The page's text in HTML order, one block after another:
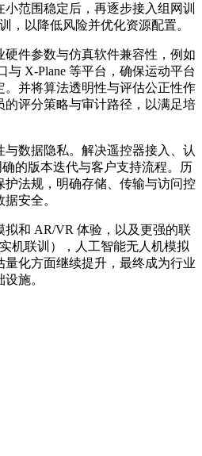
范围稳定后，再逐步接入组网训
，以降低风险并优化资源配置。
件参数与仿真软件兼容性，例如
与 X-Plane 等平台，确保运动平台
并将算法透明性与评估公正性作
的评分策略与审计路径，以满足培
与数据隐私。解决遥控器接入、认
的版本迭代与客户支持流程。历
护法规，明确存储、传输与访问控
安全。
拟和 AR/VR 体验，以及更强的联
机联训），人工智能无人机模拟
化方面继续提升，最终成为行业
施。